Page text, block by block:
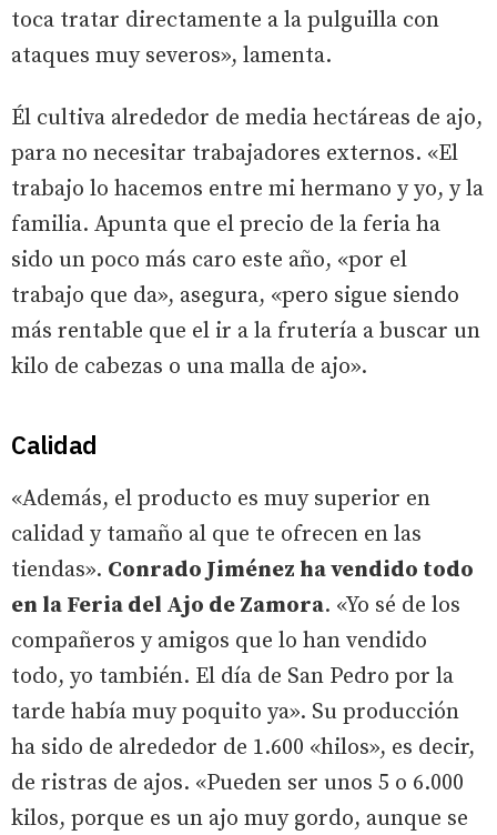
toca tratar directamente a la pulguilla con
ataques muy severos», lamenta.
Él cultiva alrededor de media hectáreas de ajo,
para no necesitar trabajadores externos. «El
trabajo lo hacemos entre mi hermano y yo, y la
familia. Apunta que el precio de la feria ha
sido un poco más caro este año, «por el
trabajo que da», asegura, «pero sigue siendo
más rentable que el ir a la frutería a buscar un
kilo de cabezas o una malla de ajo».
Calidad
«Además, el producto es muy superior en
calidad y tamaño al que te ofrecen en las
tiendas». Conrado Jiménez ha vendido todo
en la Feria del Ajo de Zamora. «Yo sé de los
compañeros y amigos que lo han vendido
todo, yo también. El día de San Pedro por la
tarde había muy poquito ya». Su producción
ha sido de alrededor de 1.600 «hilos», es decir,
de ristras de ajos. «Pueden ser unos 5 o 6.000
kilos, porque es un ajo muy gordo, aunque se